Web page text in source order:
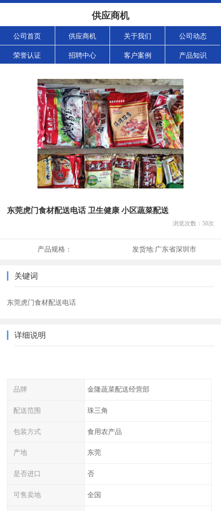
供应商机
公司首页 供应商机 关于我们 公司动态
荣誉认证 招聘中心 客户案例 产品知识
东莞虎门食材配送电话 卫生健康 小区蔬菜配送
浏览次数： 50次
产品规格： 发货地:广东省深圳市
关键词
东莞虎门食材配送电话
详细说明
品牌 金隆蔬菜配送经营部
配送范围 珠三角
包装方式 食用农产品
产地 东莞
是否进口 否
可售卖地 全国